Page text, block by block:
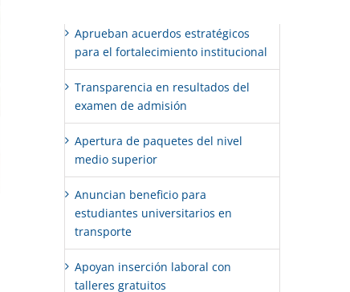
Aprueban acuerdos estratégicos
para el fortalecimiento institucional
Transparencia en resultados del
examen de admisión
Apertura de paquetes del nivel
medio superior
Anuncian beneficio para
estudiantes universitarios en
transporte
Apoyan inserción laboral con
talleres gratuitos